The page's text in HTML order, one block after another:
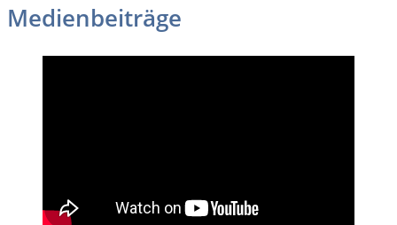
Medienbeiträge